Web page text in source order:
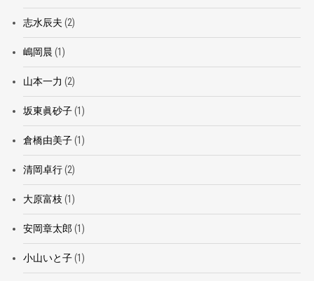
志水辰夫 (2)
嶋岡晨 (1)
山本一力 (2)
坂東眞砂子(1)
倉橋由美子(1)
清岡卓行(2)
大原富枝 (1)
安岡章太郎 (1)
小山いと子(1)